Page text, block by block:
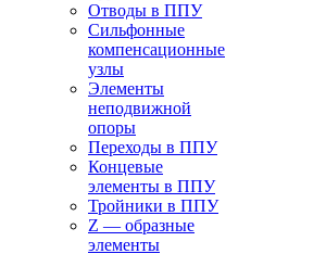
Отводы в ППУ
Сильфонные
компенсационные
узлы
Элементы
неподвижной
опоры
Переходы в ППУ
Концевые
элементы в ППУ
Тройники в ППУ
Z — образные
элементы